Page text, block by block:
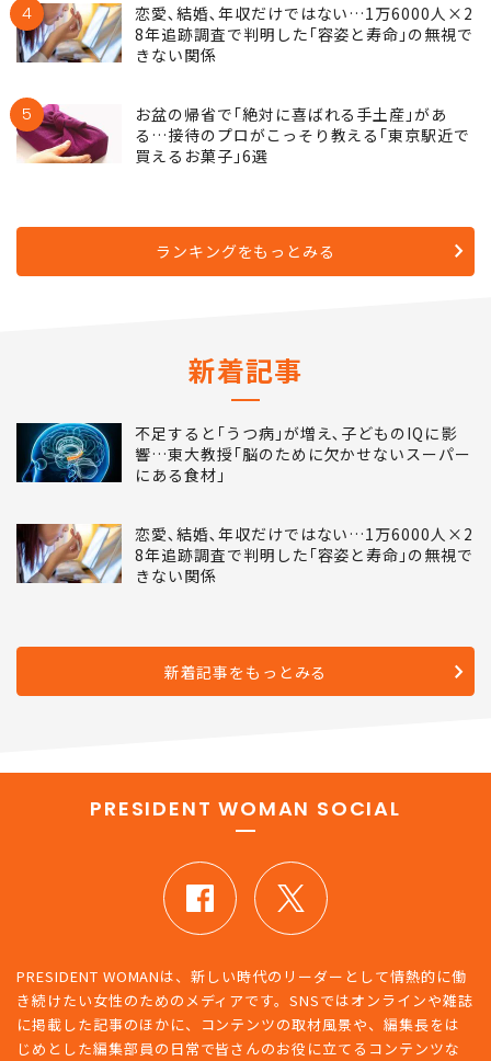
4
恋愛､結婚､年収だけではない…1万6000人×2
8年追跡調査で判明した｢容姿と寿命｣の無視で
きない関係
5
お盆の帰省で｢絶対に喜ばれる手土産｣があ
る…接待のプロがこっそり教える｢東京駅近で
買えるお菓子｣6選
ランキングをもっとみる
新着記事
不足すると｢うつ病｣が増え､子どものIQに影
響…東大教授｢脳のために欠かせないスーパー
にある食材｣
恋愛､結婚､年収だけではない…1万6000人×2
8年追跡調査で判明した｢容姿と寿命｣の無視で
きない関係
新着記事をもっとみる
PRESIDENT WOMAN SOCIAL
PRESIDENT WOMANは、新しい時代のリーダーとして情熱的に働
き続けたい女性のためのメディアです。SNSではオンラインや雑誌
に掲載した記事のほかに、コンテンツの取材風景や、編集長をは
じめとした編集部員の日常で皆さんのお役に立てるコンテンツな